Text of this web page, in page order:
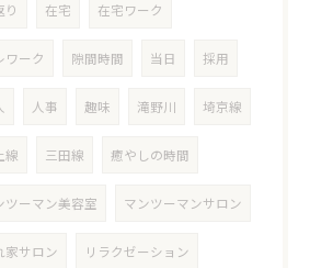
り 在宅 在宅ワーク
ワーク 隙間時間 当日 採用
人事 趣味 滝野川 埼京線
線 三田線 癒やしの時間
ツーマン美容室 マンツーマンサロン
家サロン リラクゼーション